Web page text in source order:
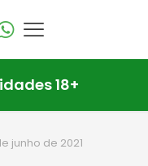
18+
junho de 2021